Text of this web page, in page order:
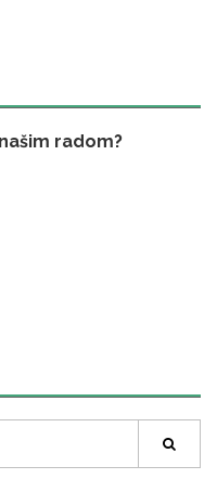
radom?